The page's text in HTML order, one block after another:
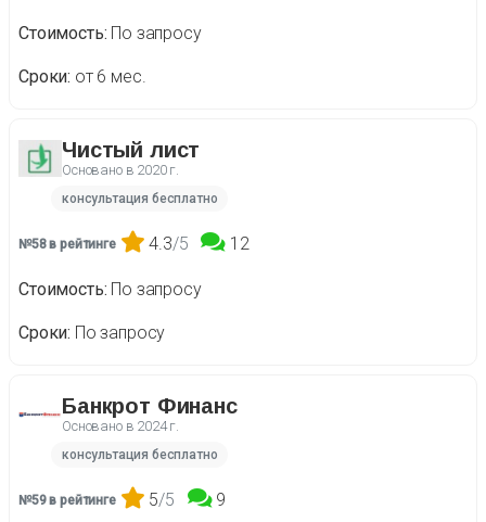
Стоимость По запросу
Сроки от 6 мес.
Чистый лист
Основано в 2020 г.
консультация бесплатно
№58 в рейтинге 4.3/5 12
Стоимость По запросу
Сроки По запросу
Банкрот Финанс
Основано в 2024 г.
консультация бесплатно
№59 в рейтинге 5/5 9